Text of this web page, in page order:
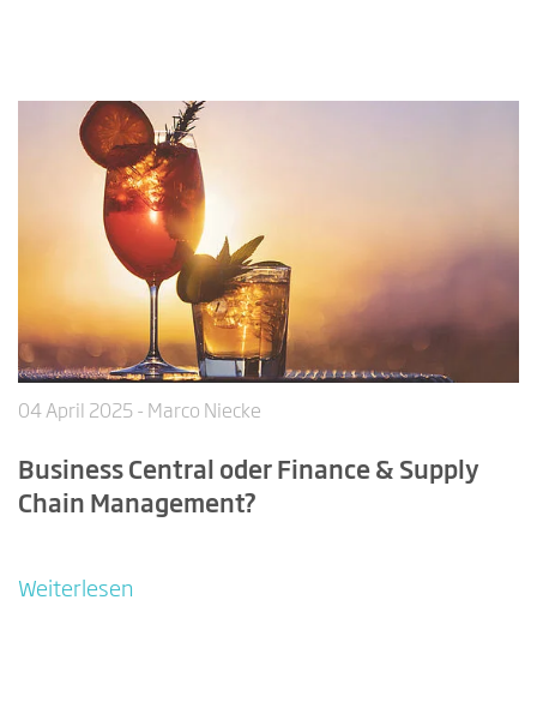
04 April 2025 - Marco Niecke
Business Central oder Finance & Supply
Chain Management?
Weiterlesen